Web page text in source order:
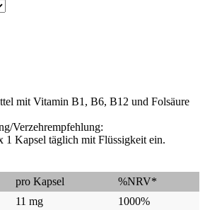
mit Vitamin B1, B6, B12 und Folsäure
Verzehrempfehlung:
1 Kapsel täglich mit Flüssigkeit ein.
pro Kapsel
%NRV*
11 mg 1000%